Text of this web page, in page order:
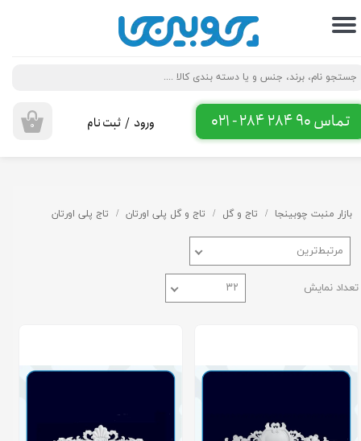
تماس 90 284 284 - 021 ۰ ورود / ثبت نام
حساب کاربری من
تغییر گذر واژه
سفارشات
خروج از حساب کاربری
بازار منبت چوبینجا تاج و گل تاج و گل پلی اورتان تاج پلی اورتان
مرتبط‌ترین
تعداد نمایش ۳۲